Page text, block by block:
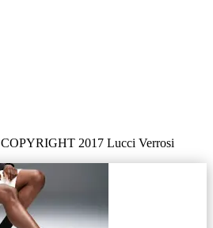
COPYRIGHT 2017 Lucci Verrosi